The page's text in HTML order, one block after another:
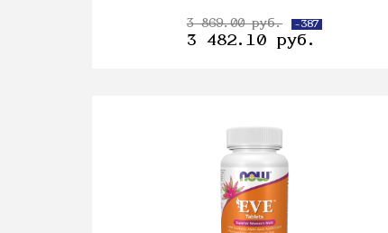
3 869.00 руб. -387
3 482.10 руб.